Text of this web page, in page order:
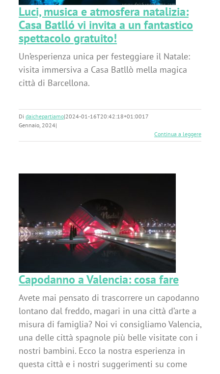
Luci, musica e atmosfera natalizia:
Casa Batlló vi invita a un fantastico
spettacolo gratuito!
Un’esperienza unica per festeggiare il Natale:
visita immersiva a Casa Batllò mella magica
città di Barcellona.
Di daichepartiamo|2024-01-16T20:42:18+01:0017
Gennaio, 2024|
Continua a leggere
Capodanno a Valencia: cosa fare
Avete mai pensato di trascorrere un capodanno
lontano dal freddo, magari in una città d’arte a
misura di famiglia? Noi vi consigliamo Valencia,
una delle città spagnole più belle visitate con i
nostri bambini. Ecco la nostra esperienza in
questa città e i nostri suggerimenti su come